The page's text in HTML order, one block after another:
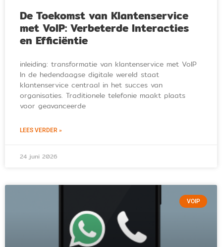
De Toekomst van Klantenservice
met VoIP: Verbeterde Interacties
en Efficiëntie
inleiding: transformatie van klantenservice met VoIP
In de hedendaagse digitale wereld staat
klantenservice centraal in het succes van
organisaties. Traditionele telefonie maakt plaats
voor geavanceerde
LEES VERDER »
24 juni 2026
VOIP